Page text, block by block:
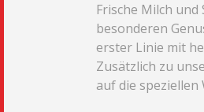
Frische Milch
besonderen
erster Linie mit
Zusätzlich zu
auf die